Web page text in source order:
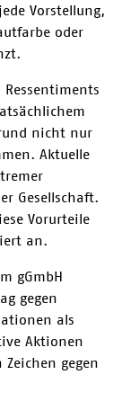
Vorstellung,
oder
nicht nur
Aktuelle
Gesellschaft.
Vorurteile
an.
gGmbH
gegen
als
Aktionen
gegen